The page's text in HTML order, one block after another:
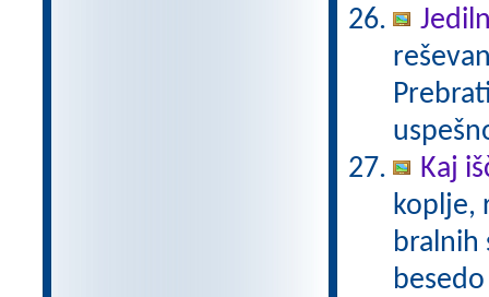
Kaj
koplje,
bralnih